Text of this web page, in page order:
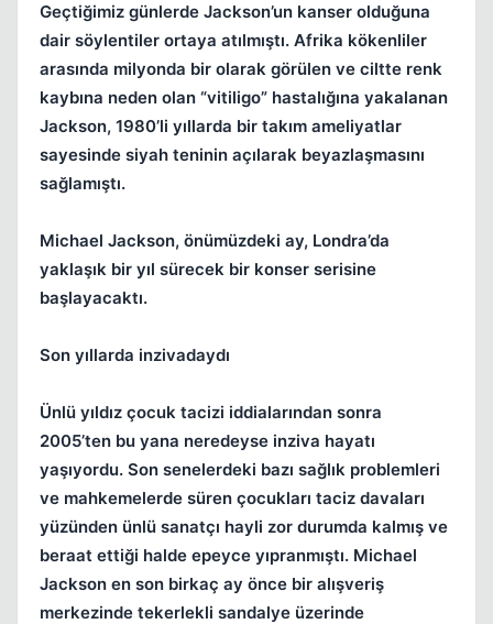
Geçtiğimiz günlerde Jackson’un kanser olduğuna
dair söylentiler ortaya atılmıştı. Afrika kökenliler
arasında milyonda bir olarak görülen ve ciltte renk
kaybına neden olan “vitiligo” hastalığına yakalanan
Jackson, 1980’li yıllarda bir takım ameliyatlar
sayesinde siyah teninin açılarak beyazlaşmasını
sağlamıştı.
Michael Jackson, önümüzdeki ay, Londra’da
yaklaşık bir yıl sürecek bir konser serisine
başlayacaktı.
Son yıllarda inzivadaydı
Ünlü yıldız çocuk tacizi iddialarından sonra
2005’ten bu yana neredeyse inziva hayatı
yaşıyordu. Son senelerdeki bazı sağlık problemleri
ve mahkemelerde süren çocukları taciz davaları
yüzünden ünlü sanatçı hayli zor durumda kalmış ve
beraat ettiği halde epeyce yıpranmıştı. Michael
Jackson en son birkaç ay önce bir alışveriş
merkezinde tekerlekli sandalye üzerinde